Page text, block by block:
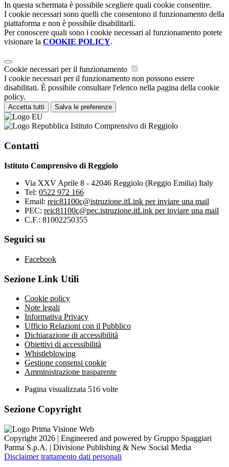
In questa schermata è possibile scegliere quali cookie consentire.
I cookie necessari sono quelli che consentono il funzionamento della
piattaforma e non è possibile disabilitarli.
Per conoscere quali sono i cookie necessari al funzionamento potete
visionare la COOKIE POLICY.
Cookie necessari per il funzionamento
I cookie necessari per il funzionamento non possono essere
disabilitati. È possibile consultare l'elenco nella pagina della cookie
policy.
Accetta tutti Salva le preferenze
Istituto Comprensivo di Reggiolo
Contatti
Istituto Comprensivo di Reggiolo
Via XXV Aprile 8 - 42046 Reggiolo (Reggio Emilia) Italy
Tel: 0522 972 166
Email: reic81100c@istruzione.itLink per inviare una mail
PEC: reic81100c@pec.istruzione.itLink per inviare una mail
C.F.: 81002250355
Seguici su
Facebook
Sezione Link Utili
Cookie policy
Note legali
Informativa Privacy
Ufficio Relazioni con il Pubblico
Dichiarazione di accessibilità
Obiettivi di accessibilità
Whistleblowing
Gestione consensi cookie
Amministrazione trasparente
Pagina visualizzata 516 volte
Sezione Copyright
Copyright 2026 | Engineered and powered by Gruppo Spaggiari
Parma S.p.A. | Divisione Publishing & New Social Media
Disclaimer trattamento dati personali